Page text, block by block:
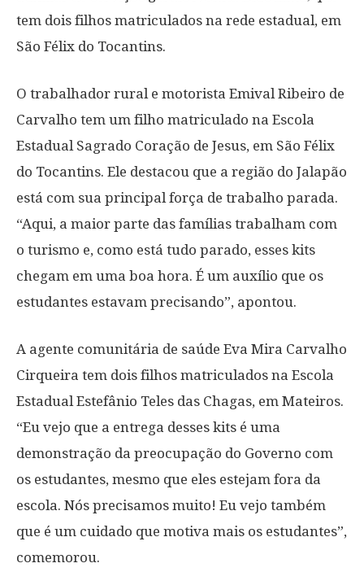
tem dois filhos matriculados na rede estadual, em
São Félix do Tocantins.
O trabalhador rural e motorista Emival Ribeiro de
Carvalho tem um filho matriculado na Escola
Estadual Sagrado Coração de Jesus, em São Félix
do Tocantins. Ele destacou que a região do Jalapão
está com sua principal força de trabalho parada.
“Aqui, a maior parte das famílias trabalham com
o turismo e, como está tudo parado, esses kits
chegam em uma boa hora. É um auxílio que os
estudantes estavam precisando”, apontou.
A agente comunitária de saúde Eva Mira Carvalho
Cirqueira tem dois filhos matriculados na Escola
Estadual Estefânio Teles das Chagas, em Mateiros.
“Eu vejo que a entrega desses kits é uma
demonstração da preocupação do Governo com
os estudantes, mesmo que eles estejam fora da
escola. Nós precisamos muito! Eu vejo também
que é um cuidado que motiva mais os estudantes”,
comemorou.